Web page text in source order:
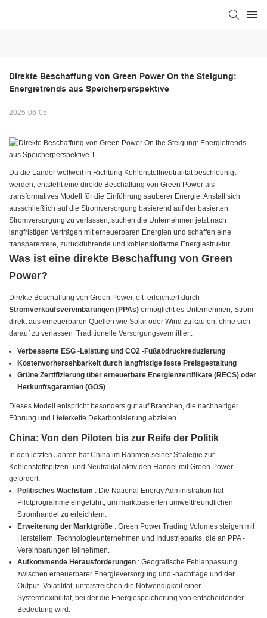
Direkte Beschaffung von Green Power On the Steigung:
Energietrends aus Speicherperspektive
2025-06-05
Da die Länder weltweit in Richtung Kohlenstoffneutralität beschleunigt
werden, entsteht eine direkte Beschaffung von Green Power als
transformatives Modell für die Einführung sauberer Energie. Anstatt sich
ausschließlich auf die Stromversorgung basierend auf der basierten
Stromversorgung zu verlassen, suchen die Unternehmen jetzt nach
langfristigen Verträgen mit erneuerbaren Energien und schaffen eine
transparentere, zurückführende und kohlenstoffarme Energiestruktur.
Was ist eine direkte Beschaffung von Green
Power?
Direkte Beschaffung von Green Power, oft erleichtert durch
Stromverkaufsvereinbarungen (PPAs) ermöglicht es Unternehmen, Strom
direkt aus erneuerbaren Quellen wie Solar oder Wind zu kaufen, ohne sich
darauf zu verlassen Traditionelle Versorgungsvermittler.:
Verbesserte ESG -Leistung und CO2 -Fußabdruckreduzierung
Kostenvorhersehbarkeit durch langfristige feste Preisgestaltung
Grüne Zertifizierung über erneuerbare Energienzertifikate (RECS) oder
Herkunftsgarantien (GOS)
Dieses Modell entspricht besonders gut auf Branchen, die nachhaltiger
Führung und Lieferkette Dekarbonisierung abzielen.
China: Von den Piloten bis zur Reife der Politik
In den letzten Jahren hat China im Rahmen seiner Strategie zur
Kohlenstoffspitzen- und Neutralität aktiv den Handel mit Green Power
gefördert:
Politisches Wachstum : Die National Energy Administration hat
Pilotprogramme eingeführt, um marktbasierten umweltfreundlichen
Stromhandel zu erleichtern.
Erweiterung der Marktgröße : Green Power Trading Volumes steigen mit
Herstellern, Technologieunternehmen und Industrieparks, die an PPA -
Vereinbarungen teilnehmen.
Aufkommende Herausforderungen : Geografische Fehlanpassung
zwischen erneuerbarer Energieversorgung und -nachfrage und der
Output -Volatilität, unterstreichen die Notwendigkeit einer
Systemflexibilität, bei der die Energiespeicherung von entscheidender
Bedeutung wird.